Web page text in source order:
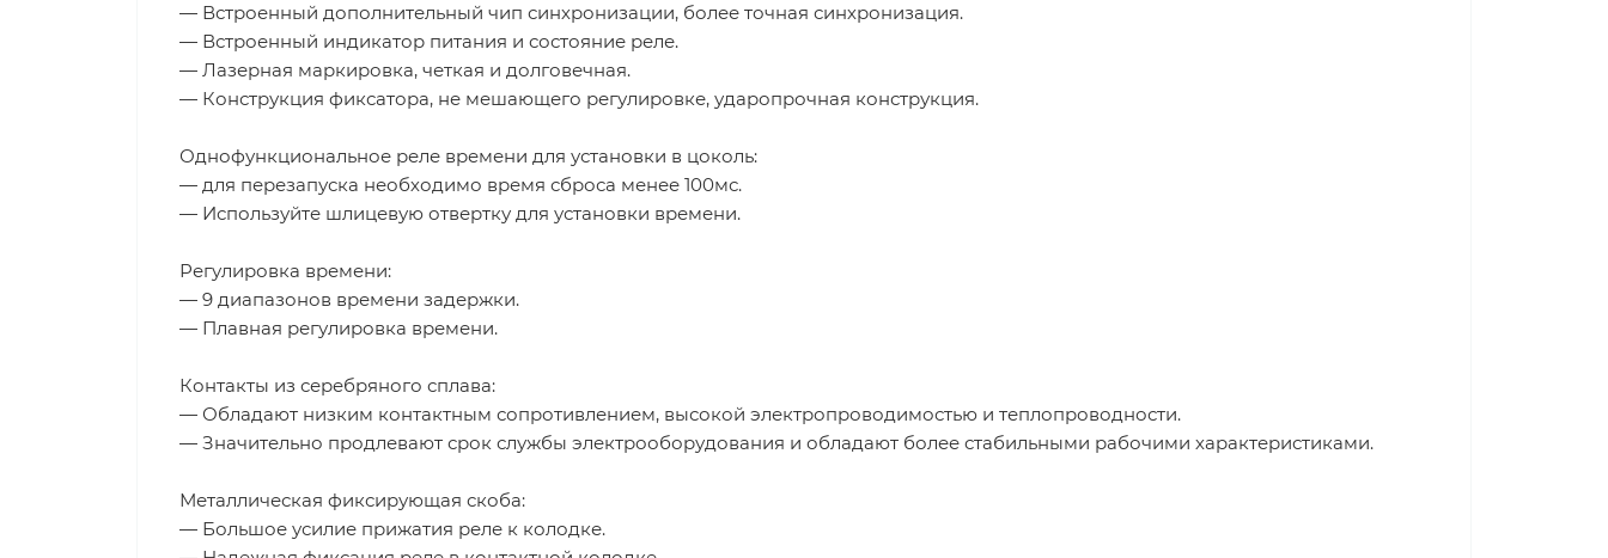
— Встроенный дополнительный чип синхронизации, более точная синхронизация.
— Встроенный индикатор питания и состояние реле.
— Лазерная маркировка, четкая и долговечная.
— Конструкция фиксатора, не мешающего регулировке, ударопрочная конструкция.
Однофункциональное реле времени для установки в цоколь:
— для перезапуска необходимо время сброса менее 100мс.
— Используйте шлицевую отвертку для установки времени.
Регулировка времени:
— 9 диапазонов времени задержки.
— Плавная регулировка времени.
Контакты из серебряного сплава:
— Обладают низким контактным сопротивлением, высокой электропроводимостью и теплопроводности.
— Значительно продлевают срок службы электрооборудования и обладают более стабильными рабочими характеристиками.
Металлическая фиксирующая скоба:
— Большое усилие прижатия реле к колодке.